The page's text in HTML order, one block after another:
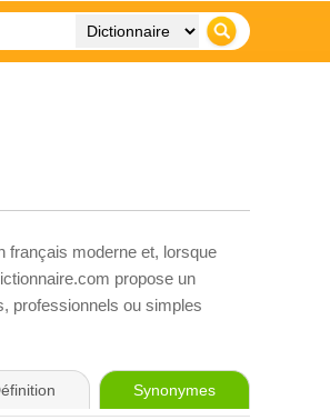
français moderne et, lorsque
propose un
professionnels ou simples
Synonymes